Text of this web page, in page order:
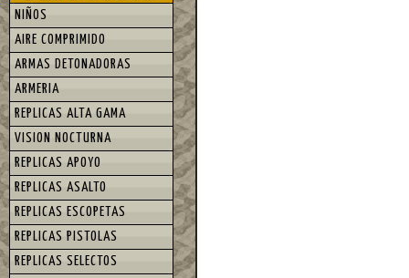
NIÑOS
AIRE COMPRIMIDO
ARMAS DETONADORAS
ARMERIA
REPLICAS ALTA GAMA
VISION NOCTURNA
REPLICAS APOYO
REPLICAS ASALTO
REPLICAS ESCOPETAS
REPLICAS PISTOLAS
REPLICAS SELECTOS